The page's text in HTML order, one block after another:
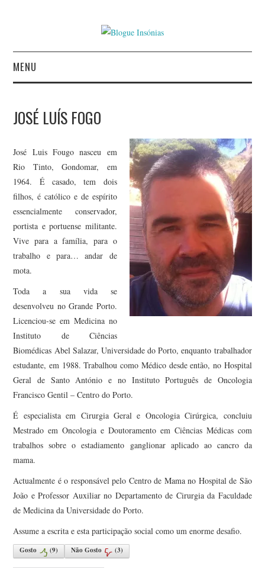
MENU
AUTORES
CONTACTO
POLÍTICA DE
PRIVACIDADE
JOSÉ LUÍS FOGO
José Luis Fougo nasceu em
Rio Tinto, Gondomar, em
1964. É casado, tem dois
filhos, é católico e de espírito
essencialmente conservador,
portista e portuense militante.
Vive para a família, para o
trabalho e para… andar de
mota.
Toda a sua vida se
desenvolveu no Grande Porto.
Licenciou-se em Medicina no
Instituto de Ciências
Biomédicas Abel Salazar, Universidade do Porto, enquanto trabalhador
estudante, em 1988. Trabalhou como Médico desde então, no Hospital
Geral de Santo António e no Instituto Português de Oncologia
Francisco Gentil – Centro do Porto.
É especialista em Cirurgia Geral e Oncologia Cirúrgica, concluiu
Mestrado em Oncologia e Doutoramento em Ciências Médicas com
trabalhos sobre o estadiamento ganglionar aplicado ao cancro da
mama.
Actualmente é o responsável pelo Centro de Mama no Hospital de São
João e Professor Auxiliar no Departamento de Cirurgia da Faculdade
de Medicina da Universidade do Porto.
Assume a escrita e esta participação social como um enorme desafio.
Gosto (9) Não Gosto (3)